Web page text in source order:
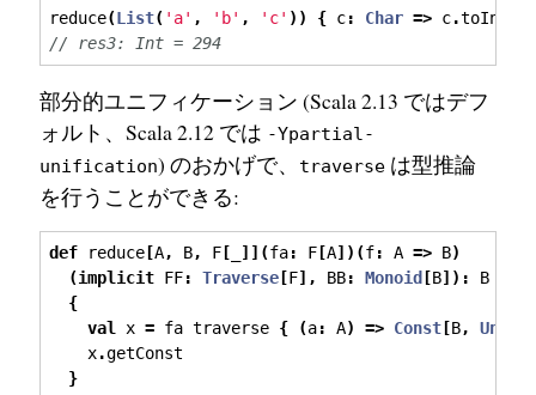
reduce(List( 'a' , 'b' , 'c' )) { c: Char => c.toInt
// res3: Int = 294
部分的ユニフィケーション (Scala 2.13 ではデフ
ォルト、Scala 2.12 では -Ypartial-
unification) のおかげで、 traverseは型推論
を行うことができる:
def reduce[A, B, F[ ]](fa: F[A])(f: A => B)
(implicit FF: Traverse[F], BB: Monoid [B]): B
{
val
x = fa traverse { (a: A) => Const[B, Unit
x.getConst
}